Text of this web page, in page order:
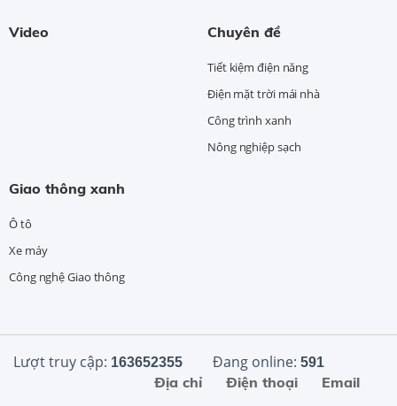
Video Chuyên đề
Tiết kiệm điện năng
Điện mặt trời mái nhà
Công trình xanh
Nông nghiệp sạch
Giao thông xanh
Ô tô
Xe máy
Công nghệ Giao thông
Lượt truy cập: 163652355 Đang online: 591
Email
Điện thoại
Địa chỉ